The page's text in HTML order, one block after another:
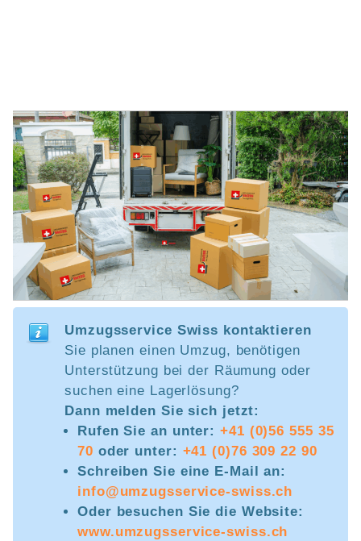
Umzugsservice Swiss kontaktieren
Sie planen einen Umzug, benötigen
Unterstützung bei der Räumung oder
suchen eine Lagerlösung?
Dann melden Sie sich jetzt:
Rufen Sie an unter: +41 (0)56 555 35
70 oder unter: +41 (0)76 309 22 90
Schreiben Sie eine E-Mail an:
info@umzugsservice-swiss.ch
Oder besuchen Sie die Website:
www.umzugsservice-swiss.ch